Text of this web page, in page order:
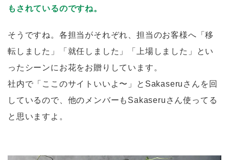
もされているのですね。
そうですね。各担当がそれぞれ、担当のお客様へ「移
転しました」「就任しました」「上場しました」とい
ったシーンにお花をお贈りしています。
社内で「ここのサイトいいよ〜」とSakaseruさんを回
しているので、他のメンバーもSakaseruさん使ってる
と思いますよ。